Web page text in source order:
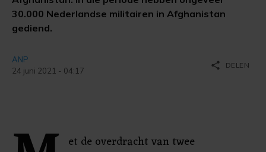
30.000 Nederlandse militairen in Afghanistan
gediend.
ANP
24 juni 2021 - 04:17
share DELEN
et de overdracht van twee